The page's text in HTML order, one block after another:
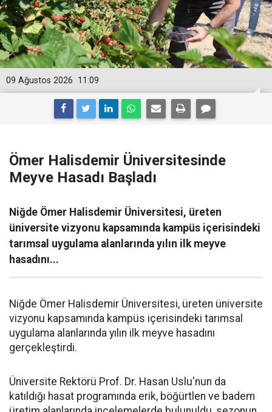
11:09
09 Ağustos 2026
Ömer Halisdemir Üniversitesinde
Meyve Hasadı Başladı
Niğde Ömer Halisdemir Üniversitesi, üreten
üniversite vizyonu kapsamında kampüs içerisindeki
tarımsal uygulama alanlarında yılın ilk meyve
hasadını...
Niğde Ömer Halisdemir Üniversitesi, üreten üniversite
vizyonu kapsamında kampüs içerisindeki tarımsal
uygulama alanlarında yılın ilk meyve hasadını
gerçekleştirdi.
Üniversite Rektörü Prof. Dr. Hasan Uslu'nun da
katıldığı hasat programında erik, böğürtlen ve badem